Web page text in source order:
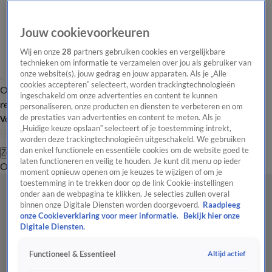
Overzicht Laatste nieuws Regionieuws Het beste van Hart
Tip de
redactie
Volg Hart van Nederland
Zoeken
OverzichtRegioUitzendingenWeerTip de redactiePanelVideo's
Jouw cookievoorkeuren
Wij en onze28 partners gebruiken cookies en vergelijkbare
technieken om informatie te verzamelen over jou als gebruiker van
onze website(s), jouw gedrag en jouw apparaten. Als je „Alle
cookies accepteren” selecteert, worden trackingtechnologieën
ingeschakeld om onze advertenties en content te kunnen
personaliseren, onze producten en diensten te verbeteren en om
de prestaties van advertenties en content te meten. Als je
„Huidige keuze opslaan” selecteert of je toestemming intrekt,
worden deze trackingtechnologieën uitgeschakeld. We gebruiken
dan enkel functionele en essentiële cookies om de website goed te
laten functioneren en veilig te houden. Je kunt dit menu op ieder
moment opnieuw openen om je keuzes te wijzigen of om je
toestemming in te trekken door op de link Cookie-instellingen
onder aan de webpagina te klikken. Je selecties zullen overal
binnen onze Digitale Diensten worden doorgevoerd. Raadpleeg
onze Cookieverklaring voor meer informatie.
Bekijk hier onze
Digitale Diensten.
Functioneel & Essentieel Altijd actief